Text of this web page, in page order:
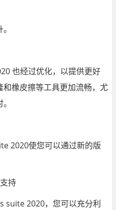
也经过优化，以提供更好
橡皮擦等工具更加流畅，尤
使您可以通过新的版
持
2020，您可以充分利